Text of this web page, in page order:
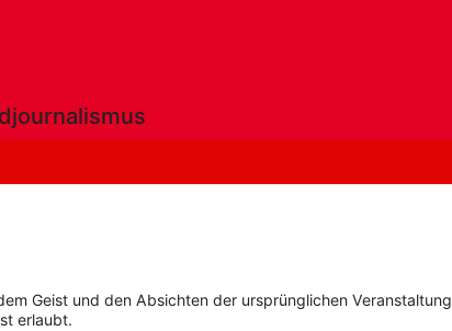
Geist und den Absichten der ursprünglichen
erlaubt.